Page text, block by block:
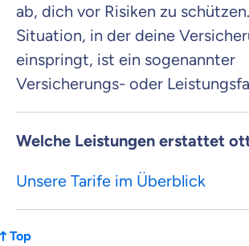
ab, dich vor Risiken zu
Situation, in der deine
einspringt, ist ein sogenannter
Versicherungs- oder
Welche Leistungen erstattet
Unsere Tarife im Überblick
Top
Mit dem Abschicken meiner Daten erkläre ich meine
Kontaktaufnahme durch ottonova.
Weiter zu deinen